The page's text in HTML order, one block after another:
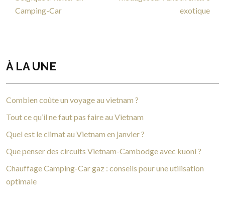
Camping-Car
exotique
À LA UNE
Combien coûte un voyage au vietnam ?
Tout ce qu’il ne faut pas faire au Vietnam
Quel est le climat au Vietnam en janvier ?
Que penser des circuits Vietnam-Cambodge avec kuoni ?
Chauffage Camping-Car gaz : conseils pour une utilisation
optimale